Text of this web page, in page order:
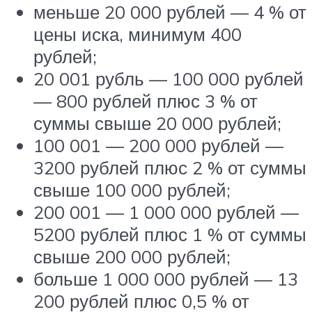
меньше 20 000 рублей — 4 % от
цены иска, минимум 400
рублей;
20 001 рубль — 100 000 рублей
— 800 рублей плюс 3 % от
суммы свыше 20 000 рублей;
100 001 — 200 000 рублей —
3200 рублей плюс 2 % от суммы
свыше 100 000 рублей;
200 001 — 1 000 000 рублей —
5200 рублей плюс 1 % от суммы
свыше 200 000 рублей;
больше 1 000 000 рублей — 13
200 рублей плюс 0,5 % от